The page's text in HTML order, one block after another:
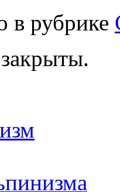
в рубрике